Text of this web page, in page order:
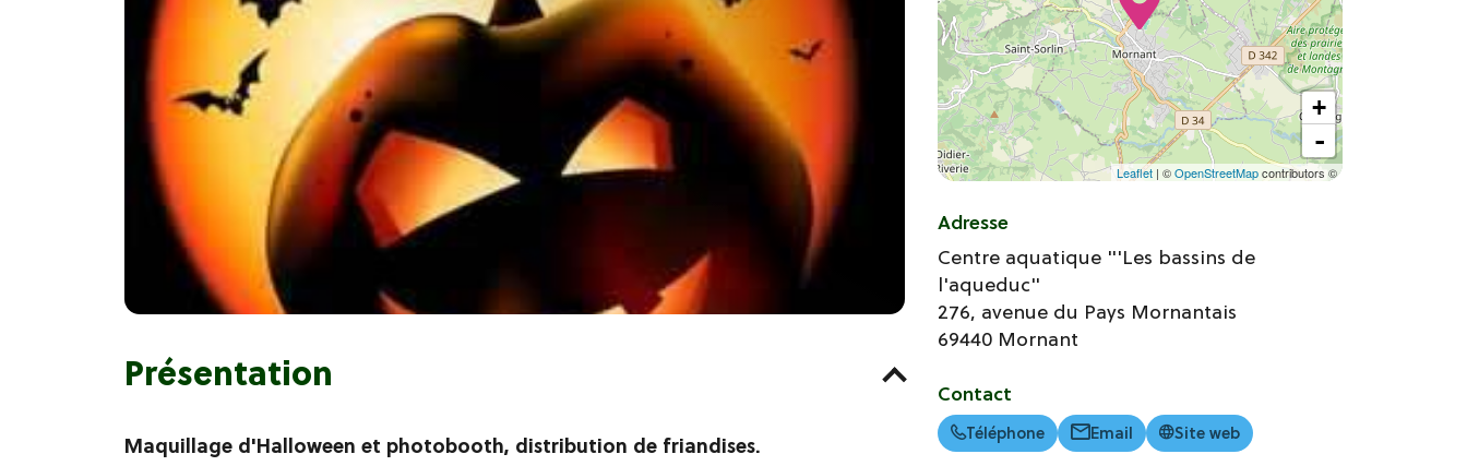
Présentation
Maquillage d'Halloween et photobooth, distribution de friandises.
+
-
Leaflet | ©OpenStreetMapcontributors ©
Adresse
Centre aquatique "'Les bassins de
l'aqueduc"
276, avenue du Pays Mornantais
69440 Mornant
Contact
Téléphone Email Site web